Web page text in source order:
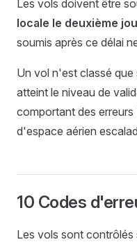
Les vols doivent être
locale le deuxième
soumis après ce délai
Un vol n'est classé que
atteint le niveau de
comportant des
d'espace aérien
10 Codes
Les vols sont contrôlés